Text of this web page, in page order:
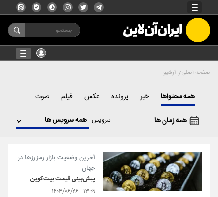
صفحه اصلی آرشیو
همه محتواها خبر پرونده عکس فیلم صوت
همه زمان ها سرویس
آخرین وضعیت بازار رمزارزها در
جهان
پیش‌بینی قیمت بیت‌کوین
۱۳:۰۹ - ۱۴۰۴/۰۶/۲۶